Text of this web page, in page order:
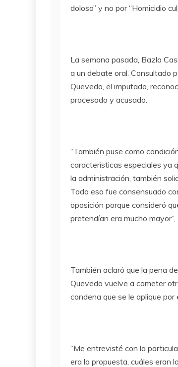
doloso” y no por “Homicidio
La semana pasada, Bazla
a un debate oral. Consultado
Quevedo, el imputado,
procesado y acusado.
“También puse como
características especiales ya
la administración, también
Todo eso fue consensuado
oposición porque consideró
pretendían era mucho
También aclaró que la pena
Quevedo vuelve a cometer
condena que se le aplique por
“Me entrevisté con la
era la propuesta, cuáles eran